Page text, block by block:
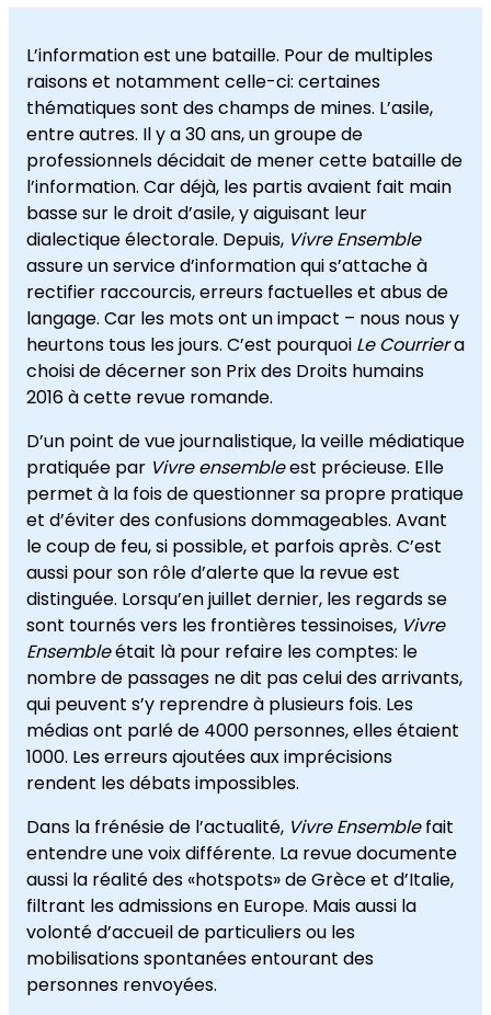
L’information est une bataille. Pour de multiples
raisons et notamment celle-ci: certaines
thématiques sont des champs de mines. L’asile,
entre autres. Il y a 30 ans, un groupe de
professionnels décidait de mener cette bataille de
l’information. Car déjà, les partis avaient fait main
basse sur le droit d’asile, y aiguisant leur
dialectique électorale. Depuis, Vivre Ensemble
assure un service d’information qui s’attache à
rectifier raccourcis, erreurs factuelles et abus de
langage. Car les mots ont un impact – nous nous y
heurtons tous les jours. C’est pourquoi Le Courriera
choisi de décerner son Prix des Droits humains
2016 à cette revue romande.
D’un point de vue journalistique, la veille médiatique
pratiquée par Vivre ensembleest précieuse. Elle
permet à la fois de questionner sa propre pratique
et d’éviter des confusions dommageables. Avant
le coup de feu, si possible, et parfois après. C’est
aussi pour son rôle d’alerte que la revue est
distinguée. Lorsqu’en juillet dernier, les regards se
sont tournés vers les frontières tessinoises, Vivre
Ensembleétait là pour refaire les comptes: le
nombre de passages ne dit pas celui des arrivants,
qui peuvent s’y reprendre à plusieurs fois. Les
médias ont parlé de 4000 personnes, elles étaient
1000. Les erreurs ajoutées aux imprécisions
rendent les débats impossibles.
Dans la frénésie de l’actualité, Vivre Ensemblefait
entendre une voix différente. La revue documente
aussi la réalité des «hotspots» de Grèce et d’Italie,
filtrant les admissions en Europe. Mais aussi la
volonté d’accueil de particuliers ou les
mobilisations spontanées entourant des
personnes renvoyées.